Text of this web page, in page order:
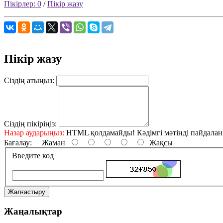
Пікірлер: 0 /Пікір жазу
Пікір жазу
Сіздің атыңыз:
Сіздің пікіріңіз:
Назар аударыңыз: HTML қолдамайды! Кәдімгі мәтінді
Бағалау: Жаман
Жақсы
Введите код
Жалғастыру
Жаңалықтар